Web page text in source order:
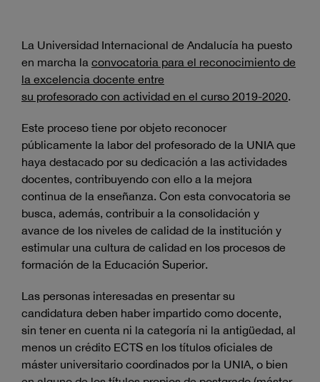
La Universidad Internacional de Andalucía ha puesto
en marcha la convocatoria para el reconocimiento de
la excelencia docente entre
su profesorado con actividad en el curso 2019-2020.
Este proceso tiene por objeto reconocer
públicamente la labor del profesorado de la UNIA que
haya destacado por su dedicación a las actividades
docentes, contribuyendo con ello a la mejora
continua de la enseñanza. Con esta convocatoria se
busca, además, contribuir a la consolidación y
avance de los niveles de calidad de la institución y
estimular una cultura de calidad en los procesos de
formación de la Educación Superior.
Las personas interesadas en presentar su
candidatura deben haber impartido como docente,
sin tener en cuenta ni la categoría ni la antigüedad, al
menos un crédito ECTS en los títulos oficiales de
máster universitario coordinados por la UNIA, o bien